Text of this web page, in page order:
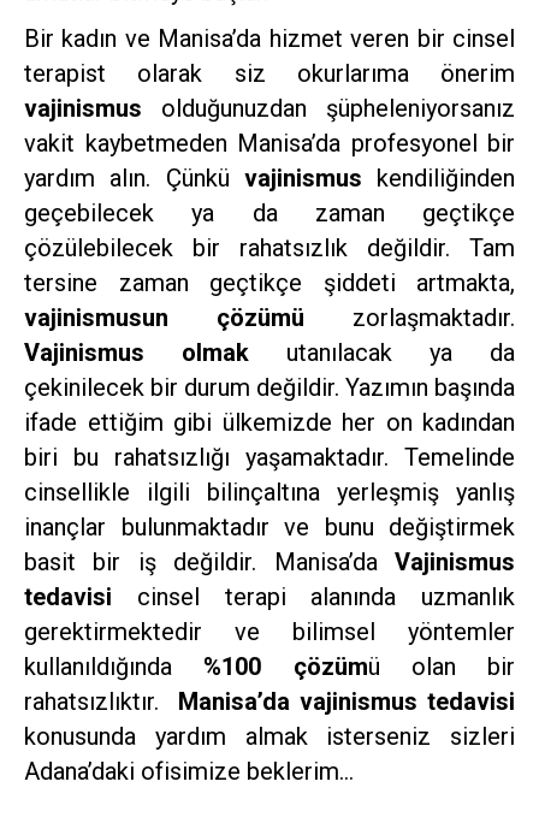
Bir kadın ve Manisa’da hizmet veren bir cinsel
terapist olarak siz okurlarıma önerim
vajinismus olduğunuzdan şüpheleniyorsanız
vakit kaybetmeden Manisa’da profesyonel bir
yardım alın. Çünkü vajinismus kendiliğinden
geçebilecek ya da zaman geçtikçe
çözülebilecek bir rahatsızlık değildir. Tam
tersine zaman geçtikçe şiddeti artmakta,
vajinismusun çözümü zorlaşmaktadır.
Vajinismus olmak utanılacak ya da
çekinilecek bir durum değildir. Yazımın başında
ifade ettiğim gibi ülkemizde her on kadından
biri bu rahatsızlığı yaşamaktadır. Temelinde
cinsellikle ilgili bilinçaltına yerleşmiş yanlış
inançlar bulunmaktadır ve bunu değiştirmek
basit bir iş değildir. Manisa’da Vajinismus
tedavisi cinsel terapi alanında uzmanlık
gerektirmektedir ve bilimsel yöntemler
kullanıldığında %100 çözümü olan bir
rahatsızlıktır. Manisa’da vajinismus tedavisi
konusunda yardım almak isterseniz sizleri
Adana’daki ofisimize beklerim…